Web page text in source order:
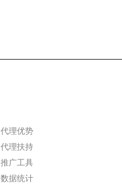
代理优势
代理扶持
推广工具
数据统计